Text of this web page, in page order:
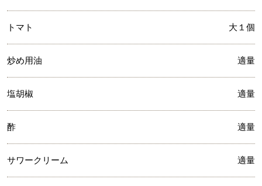
トマト 大１個
炒め用油 適量
塩胡椒 適量
酢 適量
サワークリーム 適量